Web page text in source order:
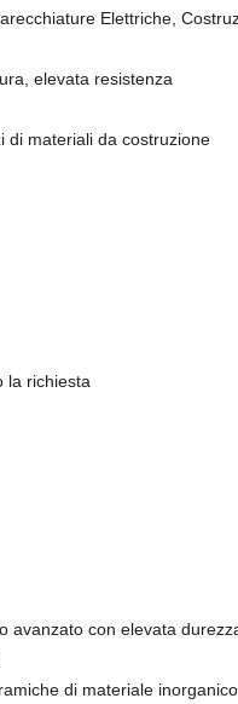
Elettriche,
elevata resistenza
di materiali da costruzione
la richiesta
avanzato con elevata
di materiale